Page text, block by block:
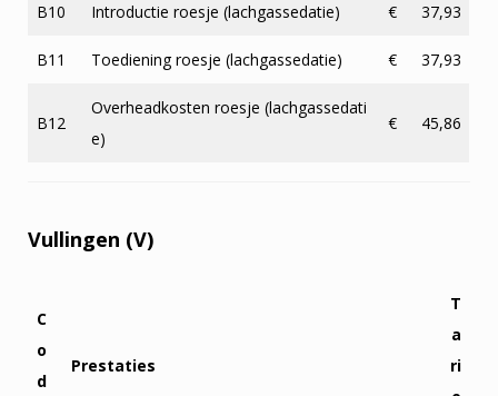
B10 Introductie roesje (lachgassedatie) € 37,93
B11 Toediening roesje (lachgassedatie) € 37,93
B12
Overheadkosten roesje (lachgassedati
e)
€ 45,86
Vullingen (V)
C
o
d
Prestaties
T
a
ri